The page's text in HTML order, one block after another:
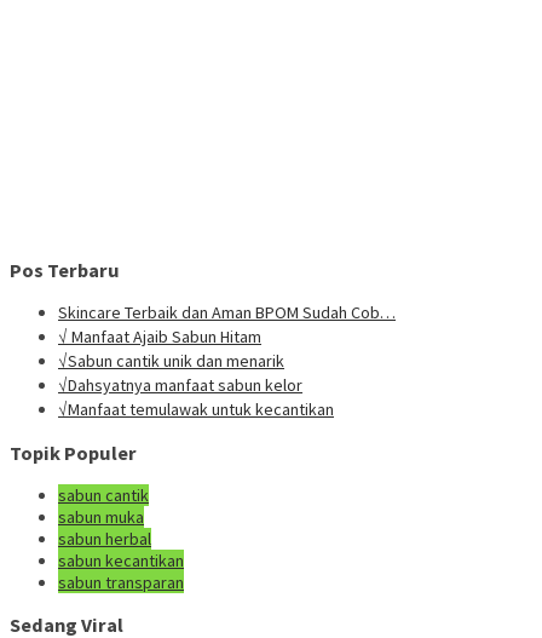
Pos Terbaru
Skincare Terbaik dan Aman BPOM Sudah Cob…
√ Manfaat Ajaib Sabun Hitam
√Sabun cantik unik dan menarik
√Dahsyatnya manfaat sabun kelor
√Manfaat temulawak untuk kecantikan
Topik Populer
sabun cantik
sabun muka
sabun herbal
sabun kecantikan
sabun transparan
Sedang Viral